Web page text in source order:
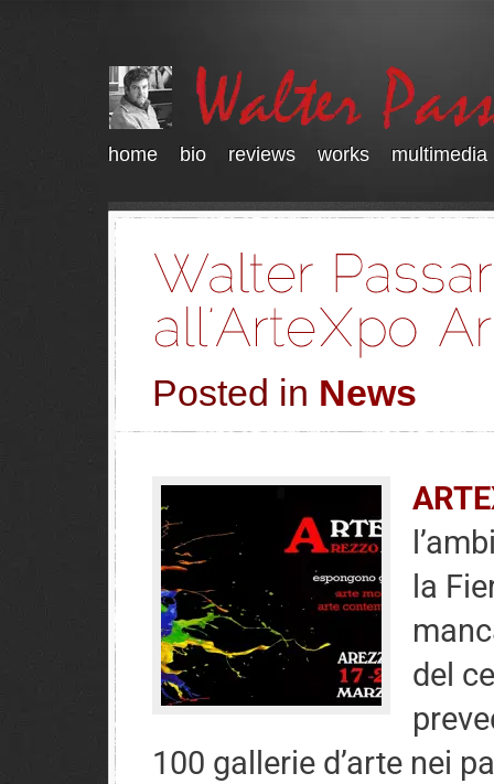
home bio reviews works multimedia
Posted in News
la
del
100 gallerie d’arte nei